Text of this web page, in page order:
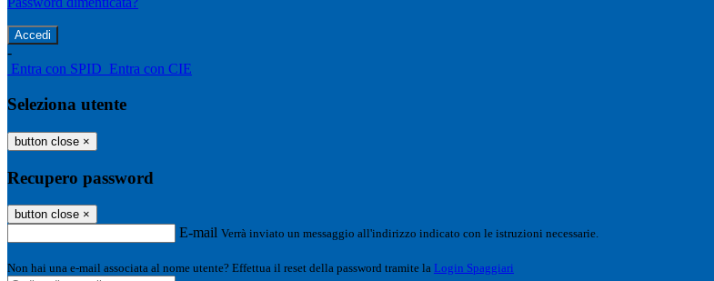
-
Entra con SPID Entra con CIE
Seleziona utente
button close ×
Recupero password
button close ×
E-mail Verrà inviato un messaggio all'indirizzo indicato con le istruzioni necessarie.
Non hai una e-mail associata al nome utente? Effettua il reset della password tramite la Login Spaggiari